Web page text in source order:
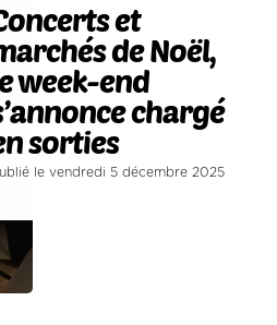
et
de Noël,
week-end
chargé
sorties
le vendredi 5 décembre 2025